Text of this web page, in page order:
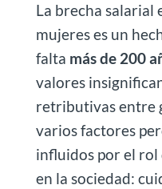
La brecha salarial
mujeres es un
falta más de 200
valores
retributivas entre
varios factores
influidos por el rol
en la sociedad: